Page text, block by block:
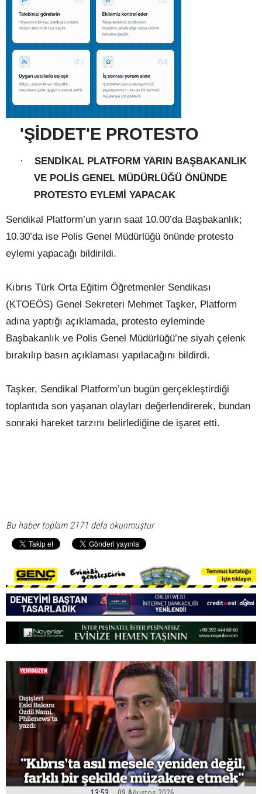
'ŞİDDET'E PROTESTO
·
SENDİKAL PLATFORM YARIN BAŞBAKANLIK
VE POLİS GENEL MÜDÜRLÜĞÜ ÖNÜNDE
PROTESTO EYLEMİ YAPACAK
Sendikal Platform’un yarın saat 10.00’da Başbakanlık;
10.30’da ise Polis Genel Müdürlüğü önünde protesto
eylemi yapacağı bildirildi.
Kıbrıs Türk Orta Eğitim Öğretmenler Sendikası
(KTOEÖS) Genel Sekreteri Mehmet Taşker, Platform
adına yaptığı açıklamada, protesto eyleminde
Başbakanlık ve Polis Genel Müdürlüğü’ne siyah çelenk
bırakılıp basın açıklaması yapılacağını bildirdi.
Taşker, Sendikal Platform’un bugün gerçekleştirdiği
toplantıda son yaşanan olayları değerlendirerek, bundan
sonraki hareket tarzını belirlediğine de işaret etti.
Bu haber toplam 2171 defa okunmuştur